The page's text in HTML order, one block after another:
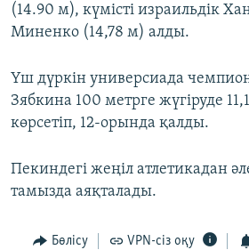
(14.90 м), күмісті израильдік
Миненко (14,78 м) алды.
Үш дүркін универсиада
Зябкина 100 метрге жүгіруде
көрсетіп, 12-орында қалды.
Пекиндегі жеңіл атлетикадан
тамызда аяқталады.
Бөлісу VPN-сіз оқу